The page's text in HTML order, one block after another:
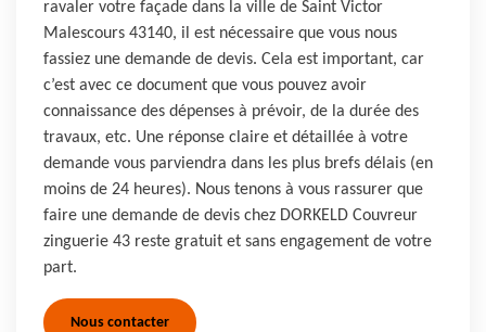
ravaler votre façade dans la ville de Saint Victor
Malescours 43140, il est nécessaire que vous nous
fassiez une demande de devis. Cela est important, car
c’est avec ce document que vous pouvez avoir
connaissance des dépenses à prévoir, de la durée des
travaux, etc. Une réponse claire et détaillée à votre
demande vous parviendra dans les plus brefs délais (en
moins de 24 heures). Nous tenons à vous rassurer que
faire une demande de devis chez DORKELD Couvreur
zinguerie 43 reste gratuit et sans engagement de votre
part.
Nous contacter